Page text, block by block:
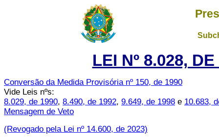
LEI Nº 8.028,
Conversão da Medida Provisória nº 150, de 1990
Vide Leis nºs:
8.029, de 1990, 8.490, de 1992, 9.649, de 1998 e 10.683,
Mensagem de Veto
(Revogado pela Lei nº 14.600, de 2023)